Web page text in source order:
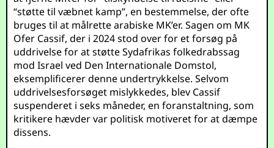
“støtte til væbnet kamp”, en bestemmelse, der ofte
bruges til at målrette arabiske MK’er. Sagen om MK
Ofer Cassif, der i 2024 stod over for et forsøg på
uddrivelse for at støtte Sydafrikas folkedrabssag
mod Israel ved Den Internationale Domstol,
eksemplificerer denne undertrykkelse. Selvom
uddrivelsesforsøget mislykkedes, blev Cassif
suspenderet i seks måneder, en foranstaltning, som
kritikere hævder var politisk motiveret for at dæmpe
dissens.